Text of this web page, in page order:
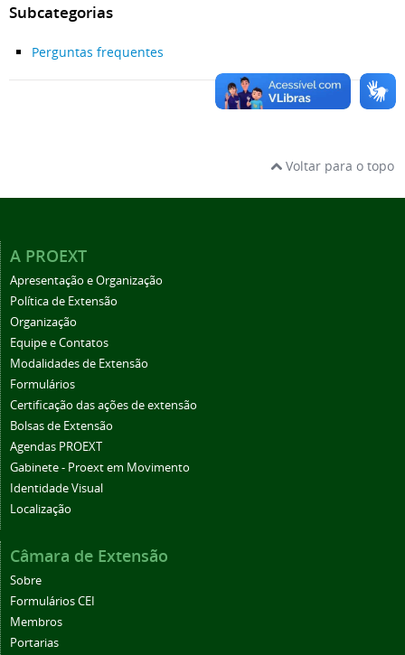
Subcategorias
Perguntas frequentes
Voltar para o topo
A PROEXT
Apresentação e Organização
Política de Extensão
Organização
Equipe e Contatos
Modalidades de Extensão
Formulários
Certificação das ações de extensão
Bolsas de Extensão
Agendas PROEXT
Gabinete - Proext em Movimento
Identidade Visual
Localização
Câmara de Extensão
Sobre
Formulários CEI
Membros
Portarias